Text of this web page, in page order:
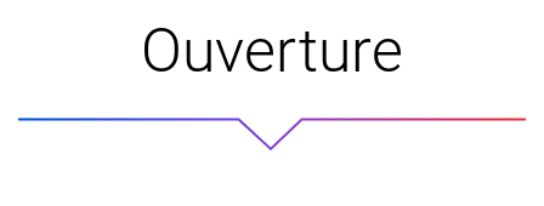
Ouverture